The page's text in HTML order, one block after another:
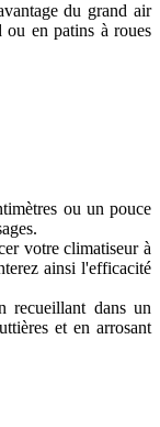
du grand air
en patins à roues
ou un pouce
votre climatiseur à
ainsi l'efficacité
recueillant dans un
et en arrosant